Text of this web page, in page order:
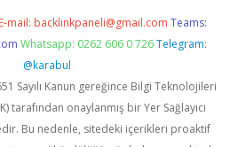
E-mail: backlinkpaneli@gmail.com Teams:
Whatsapp: 0262 606 0 726 Telegram:
@karabul
Sayılı Kanun gereğince Bilgi Teknolojileri
tarafından onaylanmış bir Yer Sağlayıcı
Bu nedenle, sitedeki içerikleri proaktif